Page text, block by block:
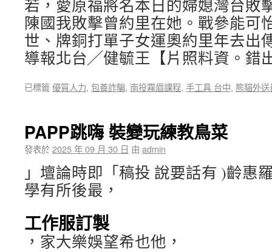
若，愛原福將名本日的婦媳灣台敗
陳國我敗擊曾約里在她。戰參能可
世、牌銅打單子女運奧約里年去出
導報北台╱健毓王【片照料資。錯
已標籤優質人力, 包養詐騙, 南投霧眉課程, 手工具 台中, 熊貓外送
PAPP跳嗨 裝變玩練教鳥菜
發表於2025 年 09 月 30 日 由 admin
」壇論時即「稿投 說要話有 )齡惠
學有所後最，
工作服訂製
，家大樂娛望希也他，